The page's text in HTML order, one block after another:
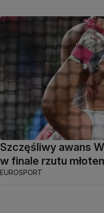
Szczęśliwy awans
w finale rzutu
EUROSPORT